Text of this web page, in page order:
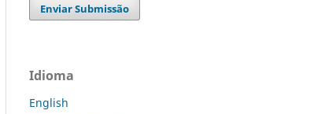
Enviar Submissão
Idioma
English